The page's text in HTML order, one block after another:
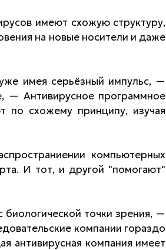
имеют схожую структуру,
на новые носители и даже
имея серьёзный импульс, —
— Антивирусное программное
по схожему принципу, изучая
компьютерных
И тот, и другой "помогают"
биологической точки зрения, —
компании гораздо
антивирусная компания имеет